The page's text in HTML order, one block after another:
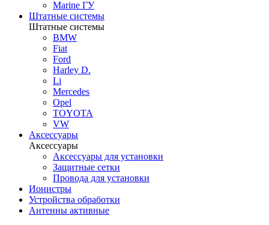
Marine ГУ
Штатные системы
Штатные системы
BMW
Fiat
Ford
Harley D.
Li
Mercedes
Opel
TOYOTA
VW
Аксессуары
Аксессуары
Аксессуары для установки
Защитные сетки
Провода для установки
Ионистры
Устройства обработки
Антенны активные